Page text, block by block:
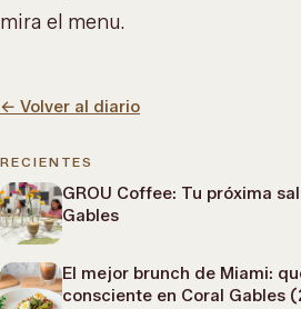
mira el menu.
← Volver al diario
RECIENTES
GROU Coffee: Tu próxima
Gables
El mejor brunch de Miami:
consciente en Coral Gables